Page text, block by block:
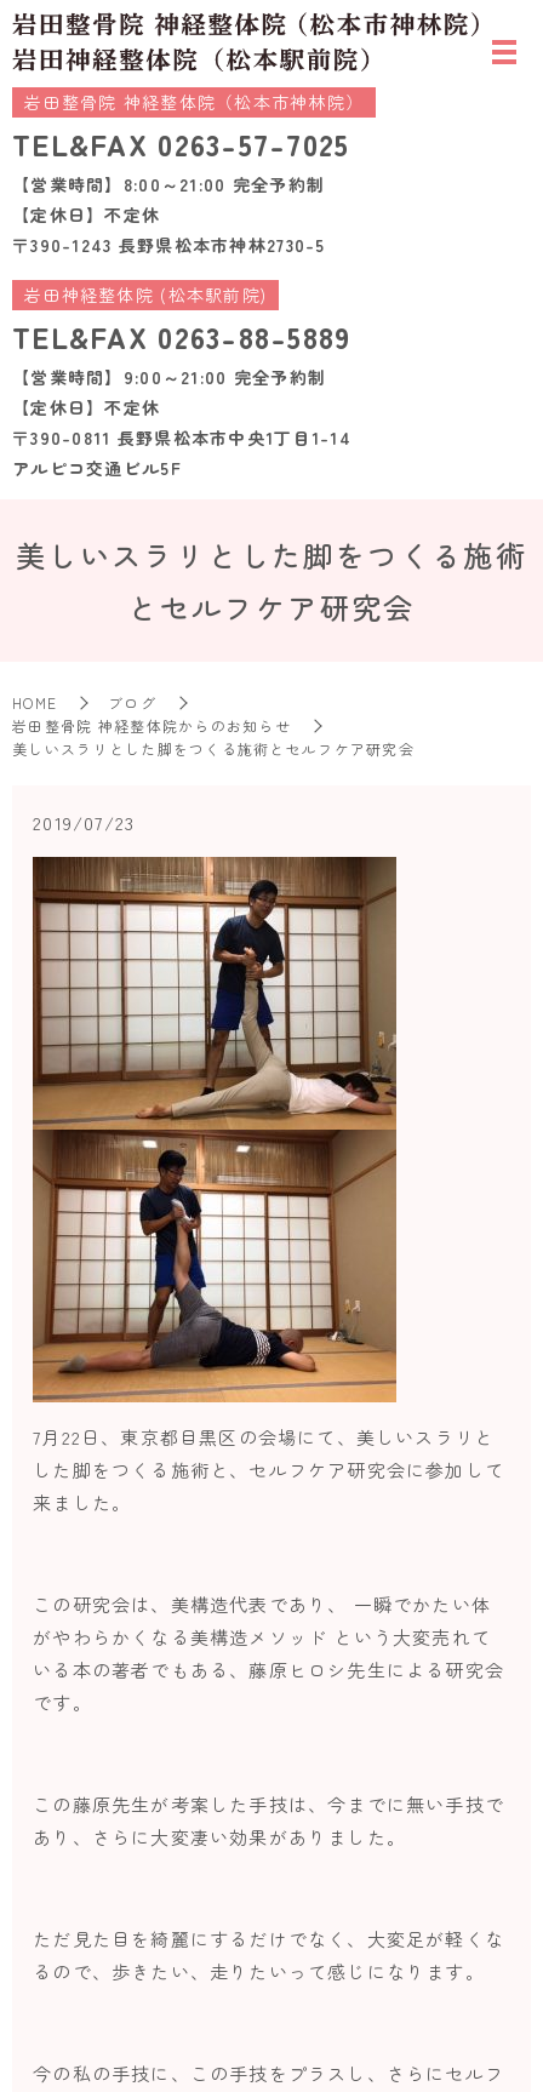
岩田整骨院 神経整体院（松本市神林院）
TEL&FAX 0263-57-7025
【営業時間】8:00～21:00 完全予約制
【定休日】不定休
〒390-1243 長野県松本市神林2730-5
岩田神経整体院 (松本駅前院)
TEL&FAX 0263-88-5889
【営業時間】9:00～21:00 完全予約制
【定休日】不定休
〒390-0811 長野県松本市中央1丁目1-14
アルピコ交通ビル5F
美しいスラリとした脚をつくる施術
とセルフケア研究会
HOME
ブログ
岩田整骨院 神経整体院からのお知らせ
美しいスラリとした脚をつくる施術とセルフケア研究会
2019/07/23
7月22日、東京都目黒区の会場にて、美しいスラリと
した脚をつくる施術と、セルフケア研究会に参加して
来ました。
この研究会は、美構造代表であり、 一瞬でかたい体
がやわらかくなる美構造メソッド という大変売れて
いる本の著者でもある、藤原ヒロシ先生による研究会
です。
この藤原先生が考案した手技は、今までに無い手技で
あり、さらに大変凄い効果がありました。
ただ見た目を綺麗にするだけでなく、大変足が軽くな
るので、歩きたい、走りたいって感じになります。
今の私の手技に、この手技をプラスし、さらにセルフ